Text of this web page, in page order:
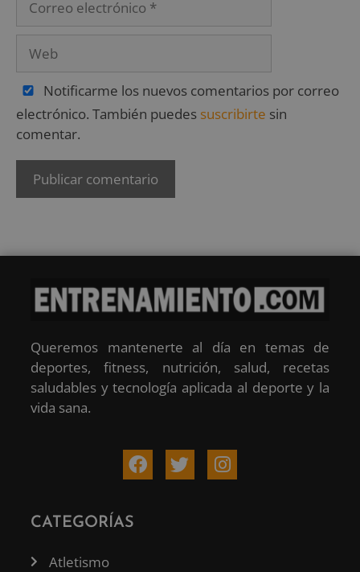
Notificarme los nuevos comentarios por correo
electrónico. También puedes suscribirte sin
comentar.
Queremos mantenerte al día en temas de
deportes, fitness, nutrición, salud, recetas
saludables y tecnología aplicada al deporte y la
vida sana.
CATEGORÍAS
Atletismo